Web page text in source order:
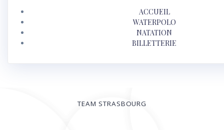
ACCUEIL
WATERPOLO
NATATION
BILLETTERIE
TEAM STRASBOURG